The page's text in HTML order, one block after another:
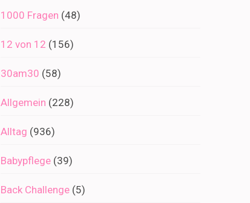
1000 Fragen (48)
12 von 12 (156)
30am30 (58)
Allgemein (228)
Alltag (936)
Babypflege (39)
Back Challenge (5)